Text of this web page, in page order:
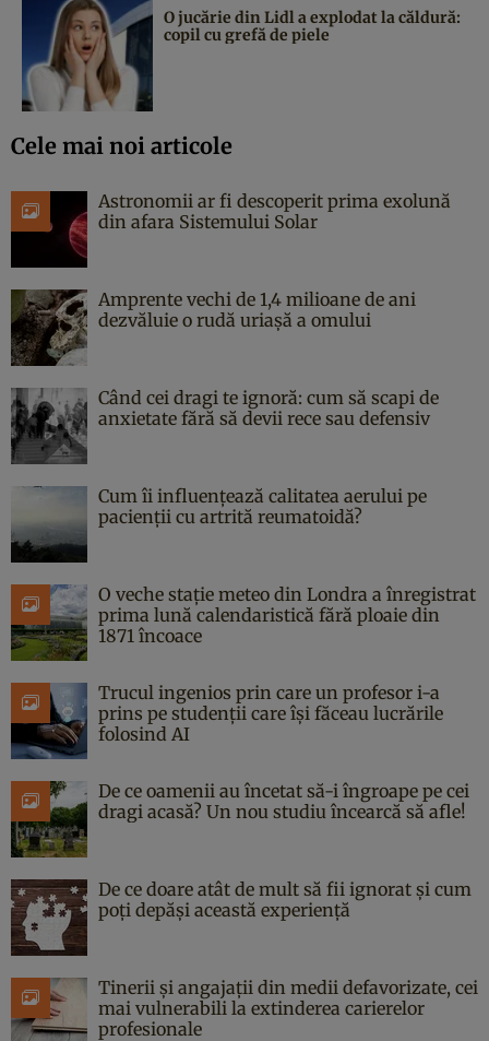
O jucărie din Lidl a explodat la căldură:
copil cu grefă de piele
Cele mai noi articole
Astronomii ar fi descoperit prima exolună
din afara Sistemului Solar
Amprente vechi de 1,4 milioane de ani
dezvăluie o rudă uriașă a omului
Când cei dragi te ignoră: cum să scapi de
anxietate fără să devii rece sau defensiv
Cum îi influențează calitatea aerului pe
pacienții cu artrită reumatoidă?
O veche stație meteo din Londra a înregistrat
prima lună calendaristică fără ploaie din
1871 încoace
Trucul ingenios prin care un profesor i-a
prins pe studenții care își făceau lucrările
folosind AI
De ce oamenii au încetat să-i îngroape pe cei
dragi acasă? Un nou studiu încearcă să afle!
De ce doare atât de mult să fii ignorat și cum
poți depăși această experiență
Tinerii și angajații din medii defavorizate, cei
mai vulnerabili la extinderea carierelor
profesionale